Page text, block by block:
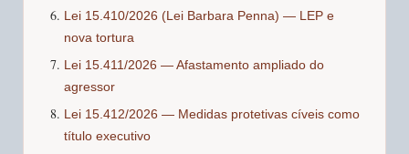
Lei 15.410/2026 (Lei Barbara Penna) — LEP e
nova tortura
Lei 15.411/2026 — Afastamento ampliado do
agressor
Lei 15.412/2026 — Medidas protetivas cíveis como
título executivo